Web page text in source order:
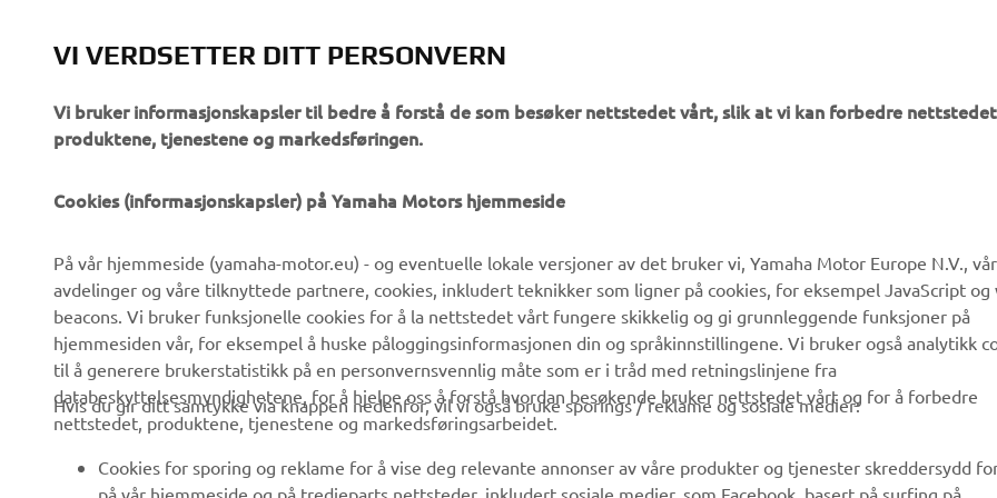
Nyheter
Arrangementer
Yamaha Press
Brosjyrer
Jobber hos Yamaha
Bli en forhandler
Myndigheter
Golfbaner
Redningstjeneste
Kjøreskoler
Robotics
Partnerskap
Yamaha Music
Yamaha Racing
Yamaha Motor Global
Reservedelskatalog
Finn en Yamaha-forhandler
Håndtering av brukte
batterier
VI VERDSETTER DITT PERSONVERN
Vi bruker informasjonskapsler til bedre å forstå de som besøker nettstedet vårt, slik at vi kan forbedre
produktene, tjenestene og markedsføringen.
Cookies (informasjonskapsler) på Yamaha Motors hjemmeside
På vår hjemmeside (yamaha-motor.eu) - og eventuelle lokale versjoner av det bruker vi, Yamaha Motor Europe N.V.,
avdelinger og våre tilknyttede partnere, cookies, inkludert teknikker som ligner på cookies, for eksempel JavaScript og
beacons. Vi bruker funksjonelle cookies for å la nettstedet vårt fungere skikkelig og gi grunnleggende funksjoner på
hjemmesiden vår, for eksempel å huske påloggingsinformasjonen din og språkinnstillingene. Vi bruker også analytikk
til å generere brukerstatistikk på en personvernsvennlig måte som er i tråd med retningslinjene fra
databeskyttelsesmyndighetene, for å hjelpe oss å forstå hvordan besøkende bruker nettstedet vårt og for å forbedre
nettstedet, produktene, tjenestene og markedsføringsarbeidet.
Hvis du gir ditt samtykke via knappen nedenfor, vil vi også bruke sporings / reklame og sosiale medier:
Cookies for sporing og reklame for å vise deg relevante annonser av våre produkter og tjenester skreddersydd
på vår hjemmeside og på tredjeparts nettsteder, inkludert sosiale medier, som Facebook, basert på surfing på